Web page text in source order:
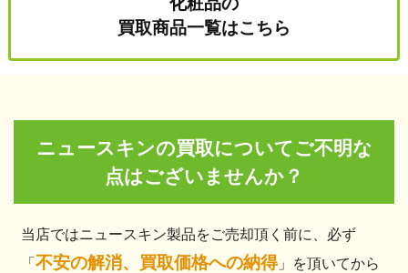
買取商品一覧はこちら
ニュースキンの買取についてご不明な
点はございませんか？
当店ではニュースキン製品をご売却頂く前に、必ず
「不安の解消、買取価格への納得」を頂いてから